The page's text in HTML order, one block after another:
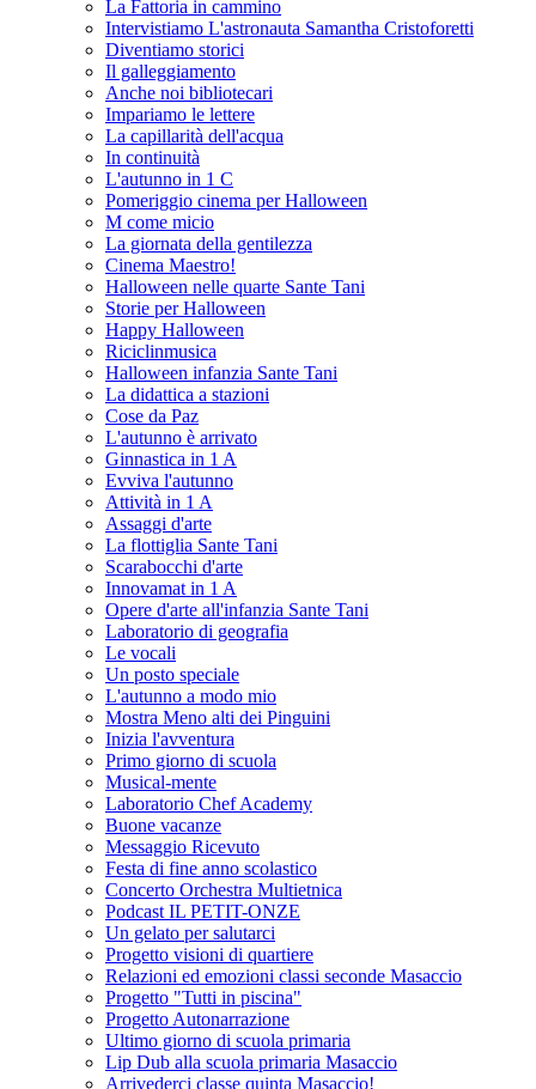
La Fattoria in cammino
Intervistiamo L'astronauta Samantha Cristoforetti
Diventiamo storici
Il galleggiamento
Anche noi bibliotecari
Impariamo le lettere
La capillarità dell'acqua
In continuità
L'autunno in 1 C
Pomeriggio cinema per Halloween
M come micio
La giornata della gentilezza
Cinema Maestro!
Halloween nelle quarte Sante Tani
Storie per Halloween
Happy Halloween
Riciclinmusica
Halloween infanzia Sante Tani
La didattica a stazioni
Cose da Paz
L'autunno è arrivato
Ginnastica in 1 A
Evviva l'autunno
Attività in 1 A
Assaggi d'arte
La flottiglia Sante Tani
Scarabocchi d'arte
Innovamat in 1 A
Opere d'arte all'infanzia Sante Tani
Laboratorio di geografia
Le vocali
Un posto speciale
L'autunno a modo mio
Mostra Meno alti dei Pinguini
Inizia l'avventura
Primo giorno di scuola
Musical-mente
Laboratorio Chef Academy
Buone vacanze
Messaggio Ricevuto
Festa di fine anno scolastico
Concerto Orchestra Multietnica
Podcast IL PETIT-ONZE
Un gelato per salutarci
Progetto visioni di quartiere
Relazioni ed emozioni classi seconde Masaccio
Progetto "Tutti in piscina"
Progetto Autonarrazione
Ultimo giorno di scuola primaria
Lip Dub alla scuola primaria Masaccio
Arrivederci classe quinta Masaccio!